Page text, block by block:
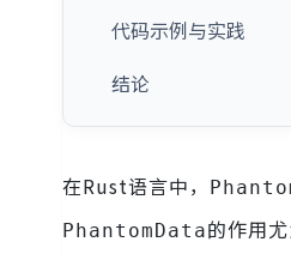
代码示例与实践
结论
在Rust语言中，
PhantomData的作用